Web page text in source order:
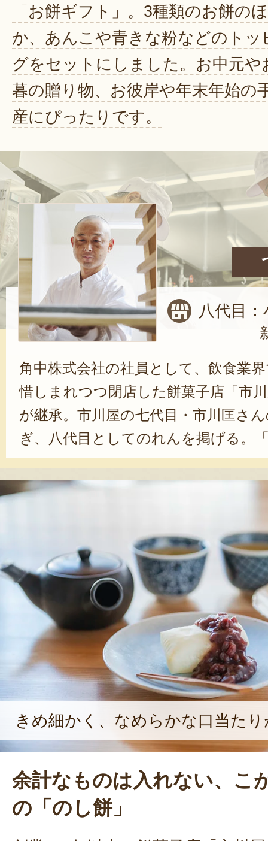
「お餅ギフト」。3種類のお餅のほ
か、あんこや青きな粉などのトッ
グをセットにしました。お中元や
暮の贈り物、お彼岸や年末年始の
産にぴったりです。
八代目
角中株式会社の社員として、飲食業
惜しまれつつ閉店した餅菓子店「市
が継承。市川屋の七代目・市川匡さ
ぎ、八代目としてのれんを掲げる。
た私たちにとって、市川屋の味は、
た。新潟の誇るべき歴史や美味しさ
として名乗りをあげました」と、小
代店主が受け継いできた味わいを届
きめ細かく、なめらかな口当たり
余計なものは入れない、こ
の「のし餅」